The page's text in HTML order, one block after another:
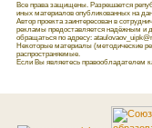
Все права защищены. Разрешается
иных материалов опубликованных на
Автор проекта заинтересован в
рекламы предоставляется надёжным и
обращаться по адресу:
Некоторые материалы (методические
распространяемые.
Если Вы являетесь правообладателем